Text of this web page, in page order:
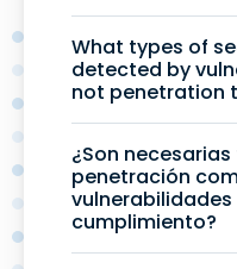
What types of
detected by
not penetration
¿Son
penetración
vulnerabilidades
cumplimiento?